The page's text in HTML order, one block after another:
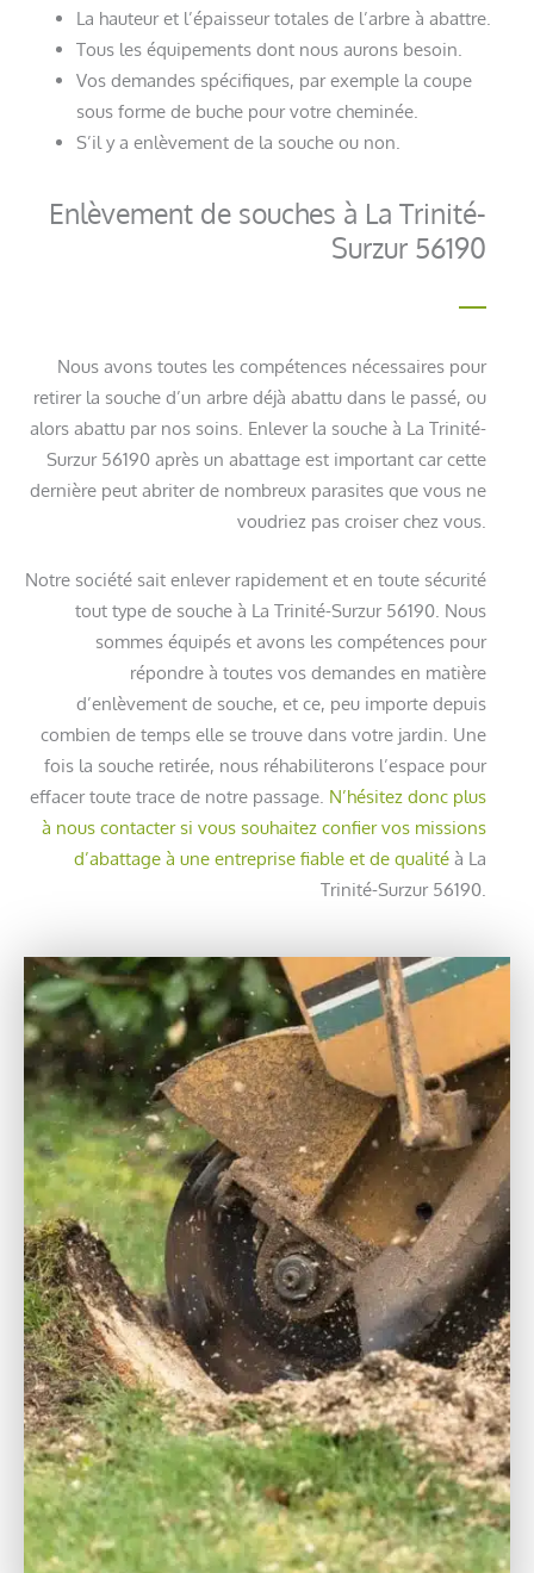
La hauteur et l’épaisseur totales de l’arbre à abattre.
Tous les équipements dont nous aurons besoin.
Vos demandes spécifiques, par exemple la coupe
sous forme de buche pour votre cheminée.
S’il y a enlèvement de la souche ou non.
Enlèvement de souches à La Trinité-
Surzur 56190
Nous avons toutes les compétences nécessaires pour
retirer la souche d’un arbre déjà abattu dans le passé, ou
alors abattu par nos soins. Enlever la souche à La Trinité-
Surzur 56190 après un abattage est important car cette
dernière peut abriter de nombreux parasites que vous ne
voudriez pas croiser chez vous.
Notre société sait enlever rapidement et en toute sécurité
tout type de souche à La Trinité-Surzur 56190. Nous
sommes équipés et avons les compétences pour
répondre à toutes vos demandes en matière
d’enlèvement de souche, et ce, peu importe depuis
combien de temps elle se trouve dans votre jardin. Une
fois la souche retirée, nous réhabiliterons l’espace pour
effacer toute trace de notre passage. N’hésitez donc plus
à nous contacter si vous souhaitez confier vos missions
d’abattage à une entreprise fiable et de qualité à La
Trinité-Surzur 56190.